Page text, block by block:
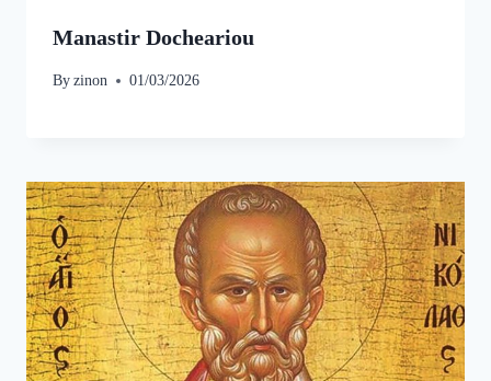
Manastir Docheariou
Byzinon 01/03/2026